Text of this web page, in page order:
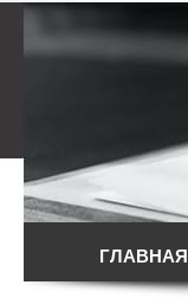
ГЛАВНАЯ